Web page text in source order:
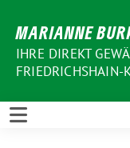
zum
Inhalt
MARIANNE
IHRE DIREKT
FRIEDRICHSHAIN-